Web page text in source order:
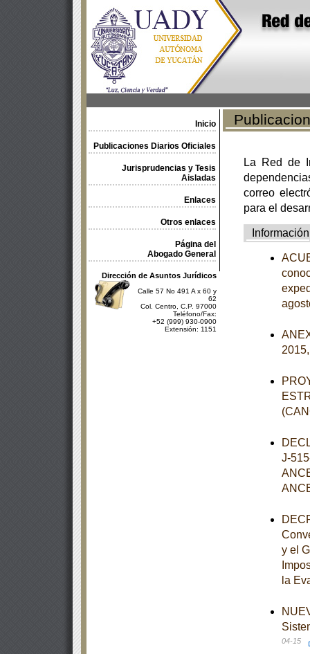
Inicio
Publicaciones Diarios Oficiales
Jurisprudencias y Tesis
Aisladas
Enlaces
Otros enlaces
Página del
Abogado General
Dirección de Asuntos Jurídicos
Calle 57 No 491 A x 60 y
62
Col. Centro, C.P. 97000
Teléfono/Fax:
+52 (999) 930-0900
Extensión: 1151
La Red de
correo
para el
Información
J-
y el
la
04-15